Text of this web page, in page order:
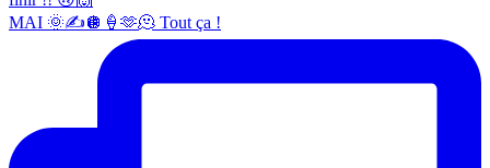
MAI 🌞✍️🪩🍦🫶🫠 Tout ça !